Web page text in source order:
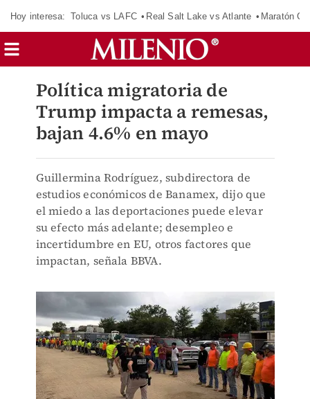
Hoy interesa: Toluca vs LAFC Real Salt Lake vs Atlante Maratón
Política migratoria de
Trump impacta a remesas,
bajan 4.6% en mayo
Guillermina Rodríguez, subdirectora de
estudios económicos de Banamex, dijo que
el miedo a las deportaciones puede elevar
su efecto más adelante; desempleo e
incertidumbre en EU, otros factores que
impactan, señala BBVA.